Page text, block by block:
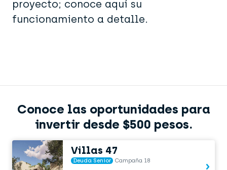
proyecto; conoce aquí su
funcionamiento a detalle.
Conoce las oportunidades para
invertir desde $500 pesos.
Villas 47
Deuda Senior Campaña 18